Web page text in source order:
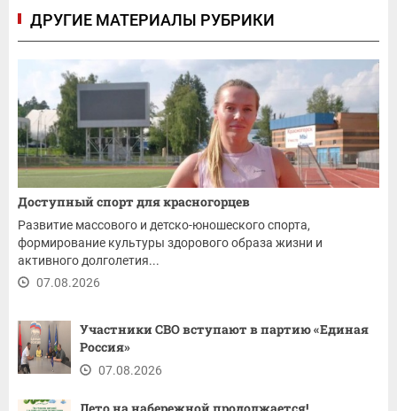
ДРУГИЕ МАТЕРИАЛЫ РУБРИКИ
Доступный спорт для красногорцев
Развитие массового и детско-юношеского спорта,
формирование культуры здорового образа жизни и
активного долголетия...
07.08.2026
Участники СВО вступают в партию «Единая
Россия»
07.08.2026
Лето на набережной продолжается!